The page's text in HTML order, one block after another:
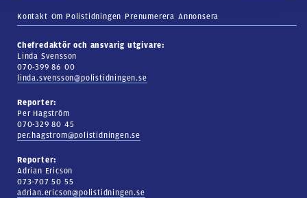
Kontakt Om Polistidningen Prenumerera Annonsera
Chefredaktör och ansvarig utgivare:
Linda Svensson
070-399 86 00
linda.svensson@polistidningen.se
Reporter:
Per Hagström
070-329 80 45
per.hagstrom@polistidningen.se
Reporter:
Adrian Ericson
073-707 50 55
adrian.ericson@polistidningen.se